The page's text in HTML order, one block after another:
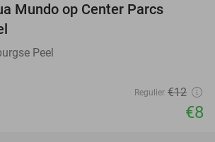
Mundo op Center Parcs
Peel
Regulier €12
€8